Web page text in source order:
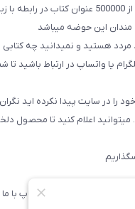
فروشگاه یاس کتاب با بیش از 500000 عنوان
مندان این حوضه میباشد
مردد هستید و نمیدانید چه
یا واتساپ در ارتباط باشید تا
را در سایت پیدا نکرده اید
اعلام کنید تا محصول